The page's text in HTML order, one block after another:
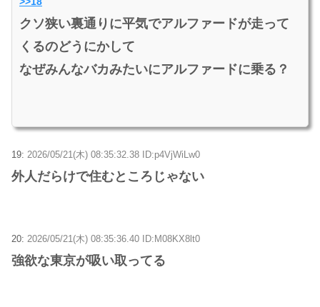
クソ狭い裏通りに平気でアルファードが走って
くるのどうにかして
なぜみんなバカみたいにアルファードに乗る？
19: 2026/05/21(木) 08:35:32.38 ID:p4VjWiLw0
外人だらけで住むところじゃない
20: 2026/05/21(木) 08:35:36.40 ID:M08KX8lt0
強欲な東京が吸い取ってる